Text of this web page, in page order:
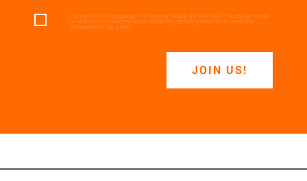
I consent to the processing of my personal data by the UNAWEZA Foundation in order
to receive the cyclical newsletter containing marketing materials by electronic
communication (by e-mail).
JOIN US!